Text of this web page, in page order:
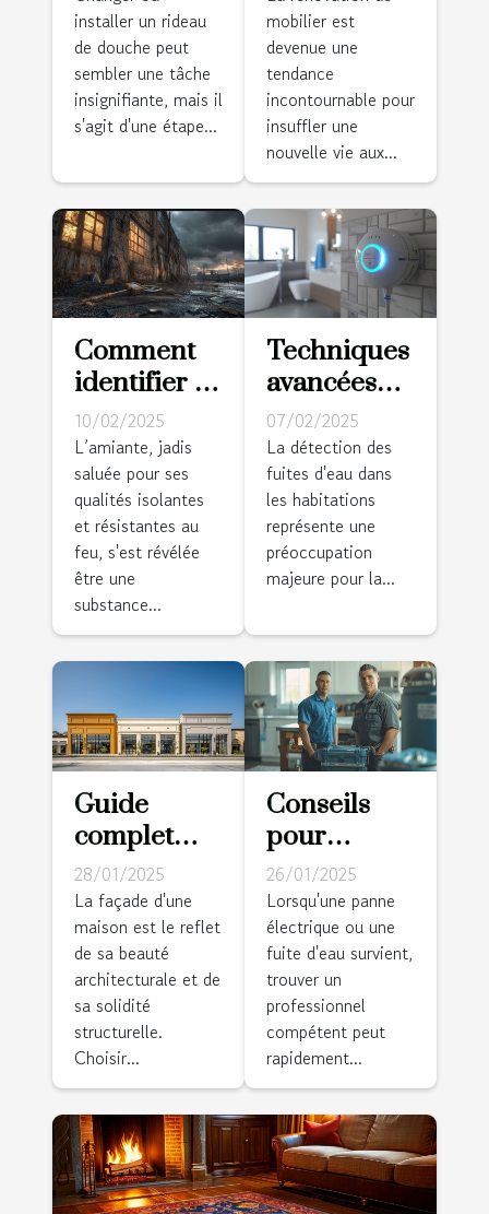
rapidement
et
facilement
installer un rideau
de douche peut
sembler une tâche
insignifiante, mais il
s'agit d'une étape...
meuble en
pin dans un
style
moderne
mobilier est
devenue une
tendance
incontournable pour
insuffler une
nouvelle vie aux...
Comment
identifier et
gérer
l’amiante
dans les
bâtiments
anciens
10/02/2025
L’amiante, jadis
saluée pour ses
qualités isolantes
et résistantes au
feu, s'est révélée
être une
substance...
Techniques
avancées
pour la
détection
de fuites
d'eau dans
les
habitations
07/02/2025
La détection des
fuites d'eau dans
les habitations
représente une
préoccupation
majeure pour la...
Guide
complet
pour le
choix d'une
entreprise
de
ravalement
de façade
28/01/2025
La façade d'une
maison est le reflet
de sa beauté
architecturale et de
sa solidité
structurelle.
Choisir...
Conseils
pour
choisir un
bon
électricien
et plombier
26/01/2025
Lorsqu'une panne
électrique ou une
fuite d'eau survient,
trouver un
professionnel
compétent peut
rapidement...